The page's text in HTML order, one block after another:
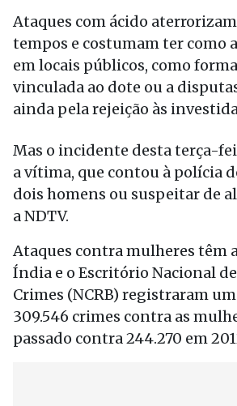
Ataques com ácido
tempos e costumam ter como
em locais públicos, como
vinculada ao dote ou a
ainda pela rejeição às
Mas o incidente desta terça-
a vítima, que contou à polícia
dois homens ou suspeitar de
a NDTV.
Ataques contra mulheres têm
Índia e o Escritório Nacional
Crimes (NCRB) registraram
309.546 crimes contra as
passado contra 244.270 em